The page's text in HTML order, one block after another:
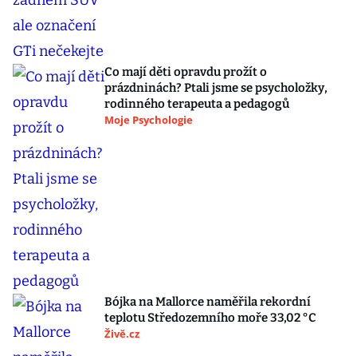
Co mají děti opravdu prožít o
prázdninách? Ptali jsme se psycholožky,
rodinného terapeuta a pedagogů
Moje Psychologie
Bójka na Mallorce naměřila rekordní
teplotu Středozemního moře 33,02 °C
Živě.cz